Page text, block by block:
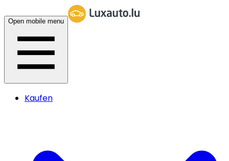
Open mobile menu
Kaufen